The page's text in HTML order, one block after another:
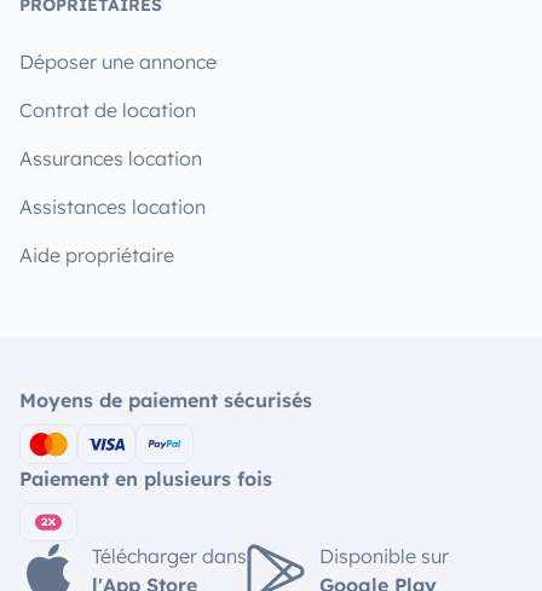
PROPRIÉTAIRES
Déposer une annonce
Contrat de location
Assurances location
Assistances location
Aide propriétaire
Moyens de paiement sécurisés
Paiement en plusieurs fois
Télécharger dans
l'App Store
Disponible sur
Google Play